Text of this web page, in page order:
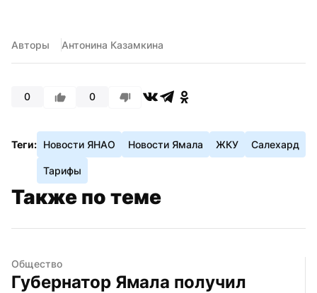
Авторы Антонина Казамкина
0 0
Теги: Новости ЯНАО Новости Ямала ЖКУ Салехард
Тарифы
Также по теме
Общество
Губернатор Ямала получил